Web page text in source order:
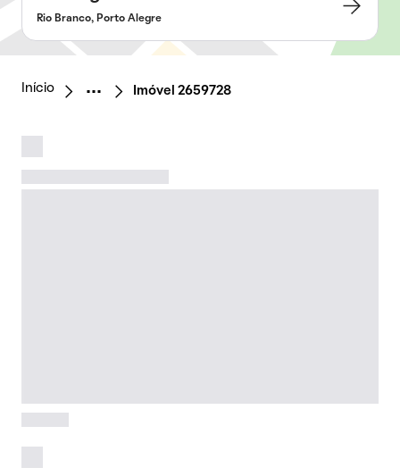
Rio Branco, Porto Alegre
Início Imóvel 2659728